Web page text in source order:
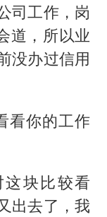
司工作，岗
道，所以业
没办过信用
看你的工作
块比较看
出去了，我